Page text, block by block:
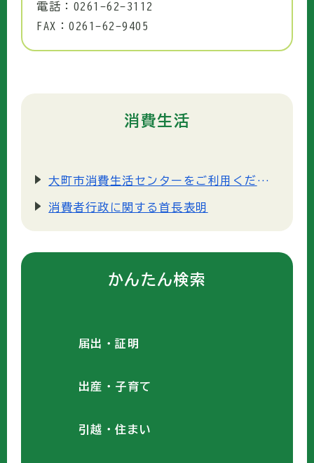
電話：0261-62-3112
FAX：0261-62-9405
消費生活
大町市消費生活センターをご利用ください
消費者行政に関する首長表明
かんたん検索
届出・証明
出産・子育て
引越・住まい